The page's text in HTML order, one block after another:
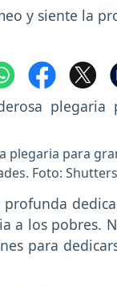
y siente la
plegaria para
Foto:
a los pobres.
para